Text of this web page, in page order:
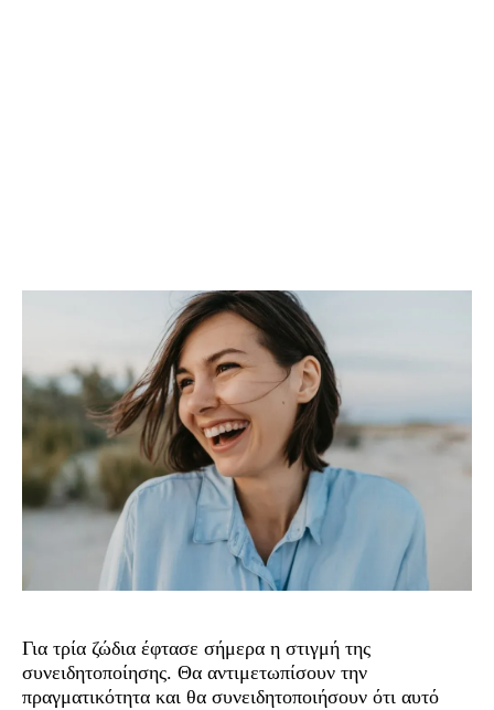
Για τρία ζώδια έφτασε σήμερα η στιγμή της
συνειδητοποίησης. Θα αντιμετωπίσουν την
πραγματικότητα και θα συνειδητοποιήσουν ότι αυτό